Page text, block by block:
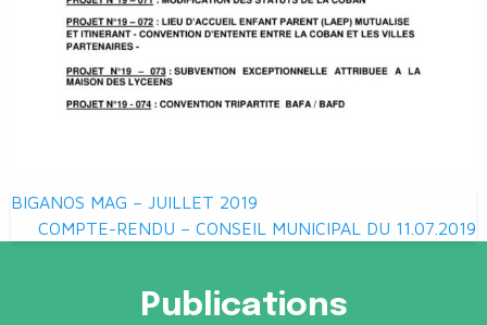
Navigation
de
BIGANOS MAG – JUILLET 2019
COMPTE-RENDU – CONSEIL MUNICIPAL DU 11.07.2019
Publications